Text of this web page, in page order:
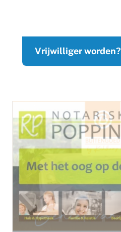
Vrijwilliger worden?